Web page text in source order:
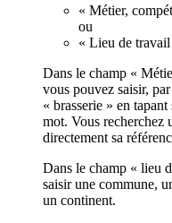
« Métier,
ou
« Lieu de travail
Dans le champ «
vous pouvez saisir,
« brasserie » en
mot. Vous recherchez
directement sa
Dans le champ « lieu
saisir une commune,
un continent.